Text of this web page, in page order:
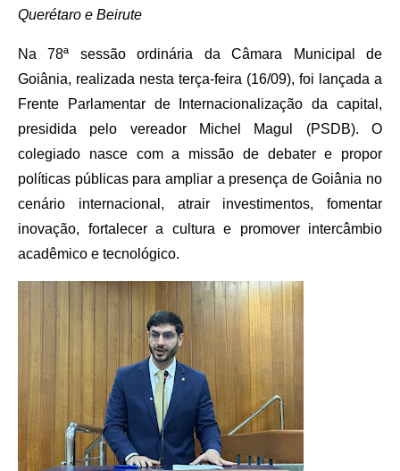
Querétaro e Beirute
Na 78ª sessão ordinária da Câmara Municipal de
Goiânia, realizada nesta terça-feira (16/09), foi lançada a
Frente Parlamentar de Internacionalização da capital,
presidida pelo vereador Michel Magul (PSDB). O
colegiado nasce com a missão de debater e propor
políticas públicas para ampliar a presença de Goiânia no
cenário internacional, atrair investimentos, fomentar
inovação, fortalecer a cultura e promover intercâmbio
acadêmico e tecnológico.